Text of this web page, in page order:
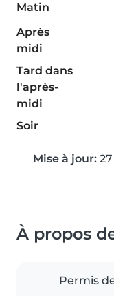
Matin
Après
midi
Tard dans
l'après-
midi
Soir
Mise à jour:
À propos
Permis